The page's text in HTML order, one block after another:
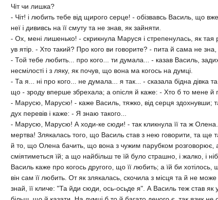
Чiт чи лишка?
- Чiт! i любить тебе вiд щирого серце! - обiзвавсь Василь, що
неї i дививсь на її смуту та не знав, як зайняти.
- Ох, менi лишенько! - скрикнула Маруся i стрепенулась, як тая
ув ятiр. - Хто такий? Про кого ви говорите? - пита й сама не
- Той тебе любить... про кого... ти думала... - казав Василь,
несмiлостi i з ляку, як почув, що вона ма когось на думцi.
- Та я... нi про кого... не думала... я так... - сказала бiдна дiвка
що - зроду вперше збрехала; а опiсля й каже: - Хто б то мене й
- Марусю, Марусю! - каже Василь, тяжко, вiд серця здохнувши;
дух перевiв i каже: - Я знаю такого...
- Марусю, Марусю! А ходи-ке сюди! - так кликнула її та ж
мертва! Злякалась того, що Василь став з нею говорити, та ще
й то, що Олена бачить, що вона з чужим парубком розговорює,
смiятиметься їй; а що найбiльш те їй було страшно, i жалко, i
Василь каже про когось другого, що її любить; а їй би
вiн сам її любить. От як злякалась, скочила з мiсця та й не
знай, її кличе: "Та йди сюди, ось-осьде я". А Василь теж став як